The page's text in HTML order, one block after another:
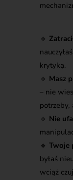
🔹
krytyką.
🔹 Masz
– nie
potrzeby,
🔹 Nie
🔹 Twoje
byłaś
wciąż